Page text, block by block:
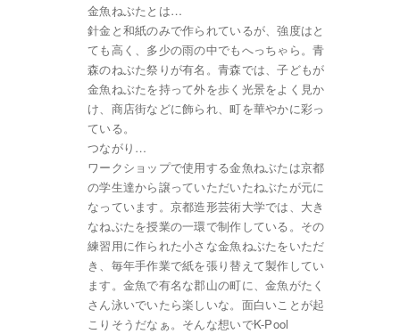
金魚ねぶたとは…
針金と和紙のみで作られているが、強度はと
ても高く、多少の雨の中でもへっちゃら。青
森のねぶた祭りが有名。青森では、子どもが
金魚ねぶたを持って外を歩く光景をよく見か
け、商店街などに飾られ、町を華やかに彩っ
ている。
つながり…
ワークショップで使用する金魚ねぶたは京都
の学生達から譲っていただいたねぶたが元に
なっています。京都造形芸術大学では、大き
なねぶたを授業の一環で制作している。その
練習用に作られた小さな金魚ねぶたをいただ
き、毎年手作業で紙を張り替えて製作してい
ます。金魚で有名な郡山の町に、金魚がたく
さん泳いでいたら楽しいな。面白いことが起
こりそうだなぁ。そんな想いでK-Pool